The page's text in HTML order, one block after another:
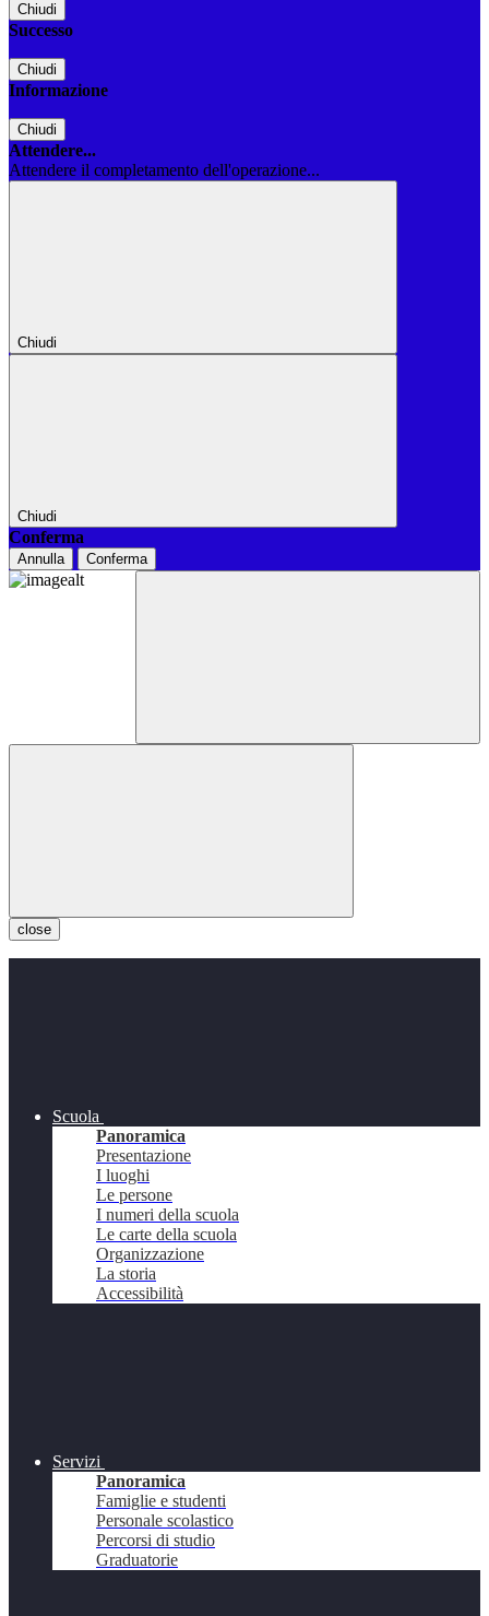
Chiudi
Successo
Chiudi
Informazione
Chiudi
Attendere...
Attendere il completamento dell'operazione...
Chiudi
Chiudi
Conferma
Annulla Conferma
close
Scuola
Panoramica
Presentazione
I luoghi
Le persone
I numeri della scuola
Le carte della scuola
Organizzazione
La storia
Accessibilità
Servizi
Panoramica
Famiglie e studenti
Personale scolastico
Percorsi di studio
Graduatorie